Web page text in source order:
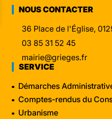
NOUS CONTACTER
36 Place de l'Église,
03 85 31 52 45
mairie@grieges.fr
SERVICE
Démarches
Comptes-rendus du
Urbanisme